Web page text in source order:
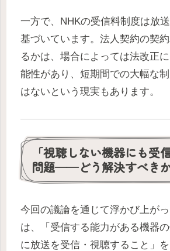
一方で、NHKの受信料制度は放
基づいています。法人契約の契
るかは、場合によっては法改正
能性があり、短期間での大幅な
はないという現実もあります。
「視聴しない機器にも受
問題——どう解決すべき
今回の議論を通じて浮かび上が
は、「受信する能力がある機器
に放送を受信・視聴すること」